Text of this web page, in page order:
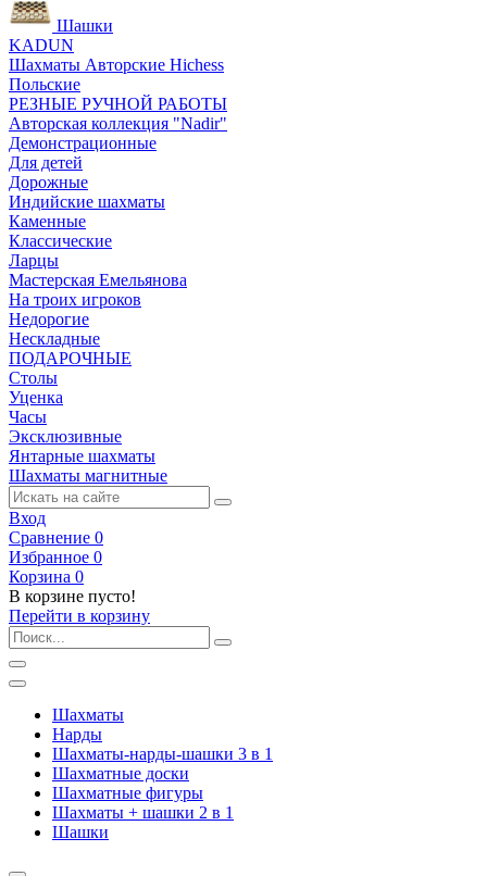
Шашки
KADUN
Шахматы Авторские Hichess
Польские
РЕЗНЫЕ РУЧНОЙ РАБОТЫ
Авторская коллекция "Nadir"
Демонстрационные
Для детей
Дорожные
Индийские шахматы
Каменные
Классические
Ларцы
Мастерская Емельянова
На троих игроков
Недорогие
Нескладные
ПОДАРОЧНЫЕ
Столы
Уценка
Часы
Эксклюзивные
Янтарные шахматы
Шахматы магнитные
Вход
Сравнение 0
Избранное 0
Корзина 0
В корзине пусто!
Перейти в корзину
Шахматы
Нарды
Шахматы-нарды-шашки 3 в 1
Шахматные доски
Шахматные фигуры
Шахматы + шашки 2 в 1
Шашки